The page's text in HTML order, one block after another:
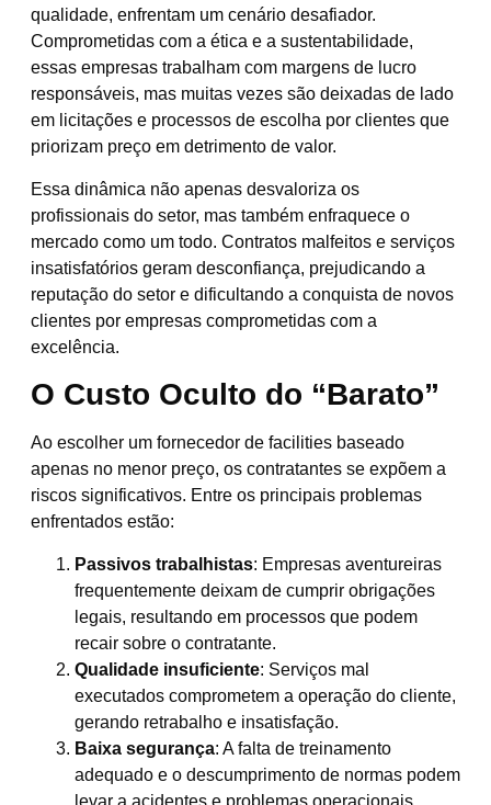
qualidade, enfrentam um cenário desafiador.
Comprometidas com a ética e a sustentabilidade,
essas empresas trabalham com margens de lucro
responsáveis, mas muitas vezes são deixadas de lado
em licitações e processos de escolha por clientes que
priorizam preço em detrimento de valor.
Essa dinâmica não apenas desvaloriza os
profissionais do setor, mas também enfraquece o
mercado como um todo. Contratos malfeitos e serviços
insatisfatórios geram desconfiança, prejudicando a
reputação do setor e dificultando a conquista de novos
clientes por empresas comprometidas com a
excelência.
O Custo Oculto do “Barato”
Ao escolher um fornecedor de facilities baseado
apenas no menor preço, os contratantes se expõem a
riscos significativos. Entre os principais problemas
enfrentados estão:
Passivos trabalhistas: Empresas aventureiras
frequentemente deixam de cumprir obrigações
legais, resultando em processos que podem
recair sobre o contratante.
Qualidade insuficiente: Serviços mal
executados comprometem a operação do cliente,
gerando retrabalho e insatisfação.
Baixa segurança: A falta de treinamento
adequado e o descumprimento de normas podem
levar a acidentes e problemas operacionais